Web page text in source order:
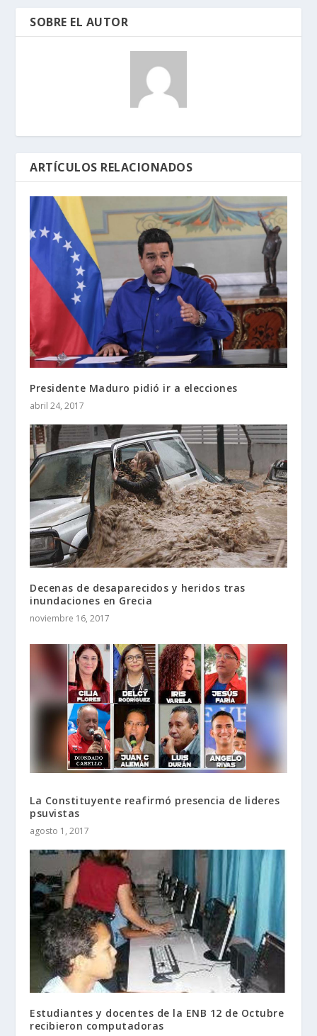
SOBRE EL AUTOR
ARTÍCULOS RELACIONADOS
Presidente Maduro pidió ir a elecciones
abril 24, 2017
Decenas de desaparecidos y heridos tras
inundaciones en Grecia
noviembre 16, 2017
La Constituyente reafirmó presencia de lideres
psuvistas
agosto 1, 2017
Estudiantes y docentes de la ENB 12 de Octubre
recibieron computadoras